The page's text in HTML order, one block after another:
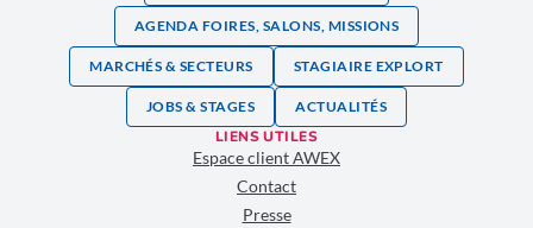
AGENDA FOIRES, SALONS, MISSIONS
MARCHÉS & SECTEURS STAGIAIRE EXPLORT
JOBS & STAGES ACTUALITÉS
LIENS UTILES
Espace client AWEX
Contact
Presse